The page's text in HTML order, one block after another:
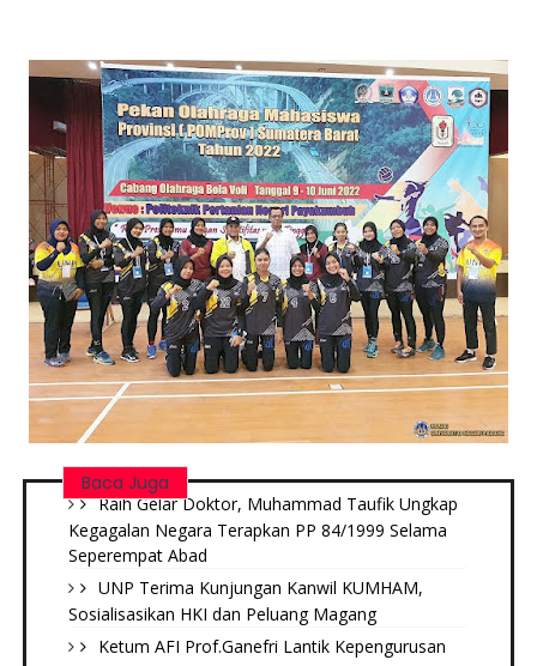
Baca Juga
Raih Gelar Doktor, Muhammad Taufik Ungkap
Kegagalan Negara Terapkan PP 84/1999 Selama
Seperempat Abad
UNP Terima Kunjungan Kanwil KUMHAM,
Sosialisasikan HKI dan Peluang Magang
Ketum AFI Prof.Ganefri Lantik Kepengurusan